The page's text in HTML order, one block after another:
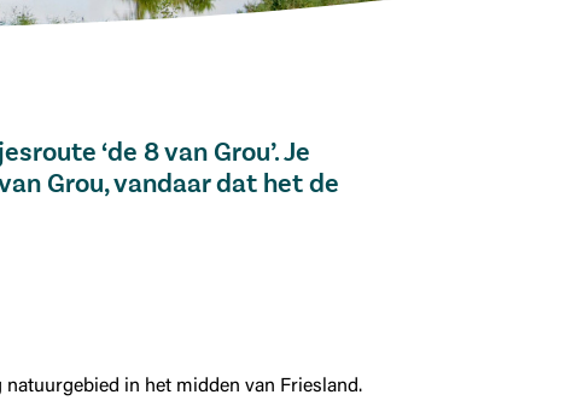
‘de 8 van Grou’. Je
Grou, vandaar dat het de
natuurgebied in het midden van Friesland.